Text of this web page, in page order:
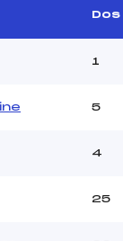
Dos
1
5
4
25